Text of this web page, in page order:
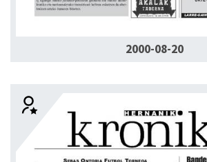
2000-08-20